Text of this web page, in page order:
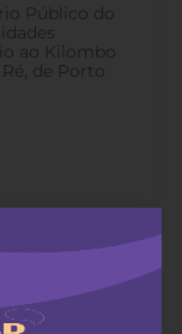
Público do
ao Kilombo
de Porto